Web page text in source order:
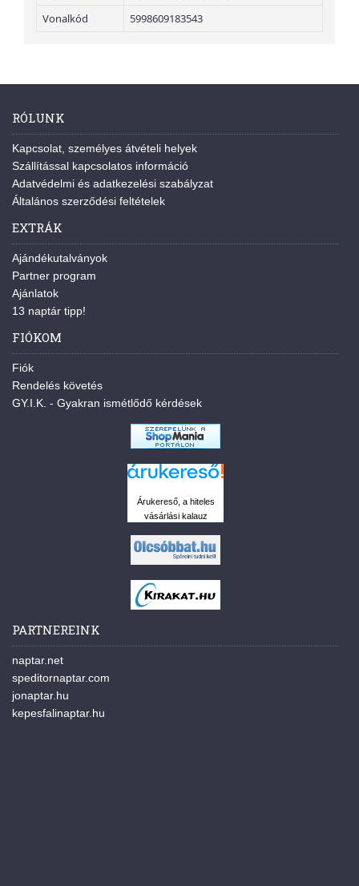
Vonalkód
5998609183543
RÓLUNK
Kapcsolat, személyes átvételi helyek
Szállítással kapcsolatos információ
Adatvédelmi és adatkezelési szabályzat
Általános szerződési feltételek
EXTRÁK
Ajándékutalványok
Partner program
Ajánlatok
13 naptár tipp!
FIÓKOM
Fiók
Rendelés követés
GY.I.K. - Gyakran ismétlődő kérdések
Árukereső, a hiteles
vásárlási kalauz
PARTNEREINK
naptar.net
speditornaptar.com
jonaptar.hu
kepesfalinaptar.hu